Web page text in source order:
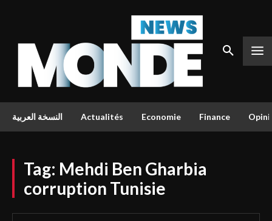
النسخة العربية Actualités Economie Finance
Tag: Mehdi Ben Gharbia
corruption Tunisie